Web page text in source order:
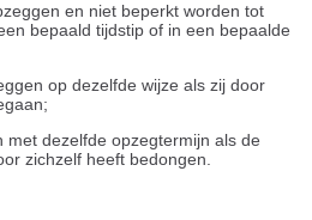
en niet beperkt worden tot
bepaald tijdstip of in een bepaalde
op dezelfde wijze als zij door
met dezelfde opzegtermijn als de
zichzelf heeft bedongen.